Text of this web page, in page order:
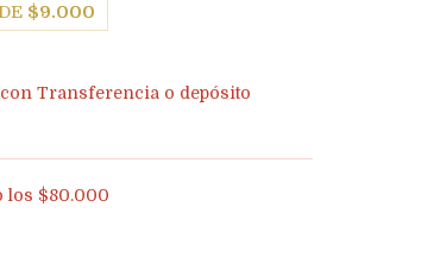
$9.000
Transferencia o depósito
los $80.000